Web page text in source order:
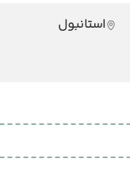
استانبول